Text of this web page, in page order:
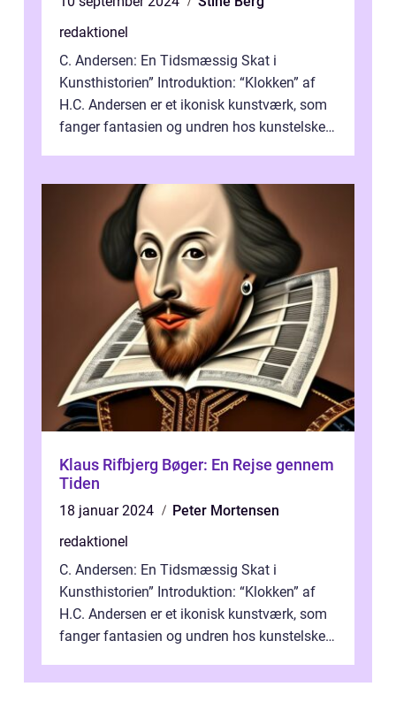
redaktionel
C. Andersen: En Tidsmæssig Skat i
Kunsthistorien” Introduktion: “Klokken” af
H.C. Andersen er et ikonisk kunstværk, som
fanger fantasien og undren hos kunstelskere
Klaus Rifbjerg Bøger: En Rejse gennem
Tiden
18 januar 2024
Peter Mortensen
redaktionel
C. Andersen: En Tidsmæssig Skat i
Kunsthistorien” Introduktion: “Klokken” af
H.C. Andersen er et ikonisk kunstværk, som
fanger fantasien og undren hos kunstelskere